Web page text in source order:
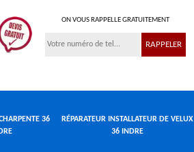
ON VOUS RAPPELLE GRATUITEMENT
36
RÉPARATEUR INSTALLATEUR DE VELUX
36 INDRE